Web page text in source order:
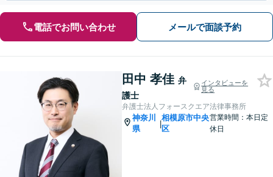
電話でお問い合わせ メールで面談予約
田中 孝佳 弁
護士
インタビューを
見る
弁護士法人フォースクエア法律事務所
神奈川
県
|
相模原市中央
区
営業時間：本日定
休日